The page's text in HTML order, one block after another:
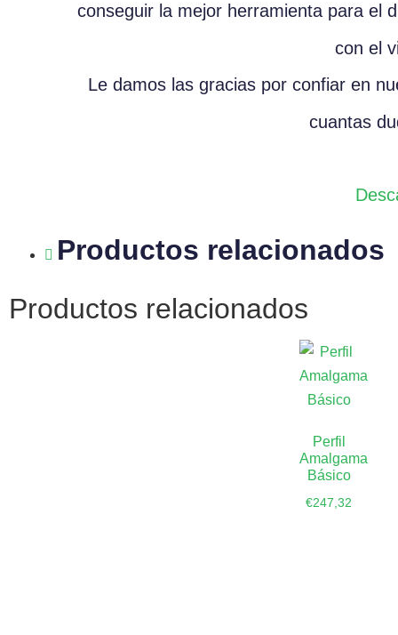
conseguir la mejor herramienta para el
con el
Le damos las gracias por confiar en
cuantas
Productos relacionados
Productos relacionados
Perfil
Amalgama
Básico
€247,32